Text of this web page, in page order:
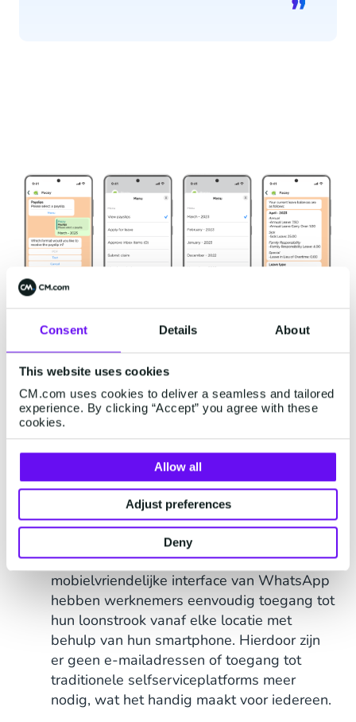
Consent Details About
This website uses cookies
CM.com uses cookies to deliver a seamless and tailored
experience. By clicking “Accept” you agree with these
cookies.
Allow all
Adjust preferences
Deny
Het succes van PaySpace's
Pacey
De integratie van de software van PaySpace met
hetWhatsApp Business Platformleverde
aanzienlijke voordelen op voor zowel werkgevers
als werknemers.
Verbeterde toegankelijkheid: Met de
mobielvriendelijke interface van WhatsApp
hebben werknemers eenvoudig toegang tot
hun loonstrook vanaf elke locatie met
behulp van hun smartphone. Hierdoor zijn
er geen e-mailadressen of toegang tot
traditionele selfserviceplatforms meer
nodig, wat het handig maakt voor iedereen.